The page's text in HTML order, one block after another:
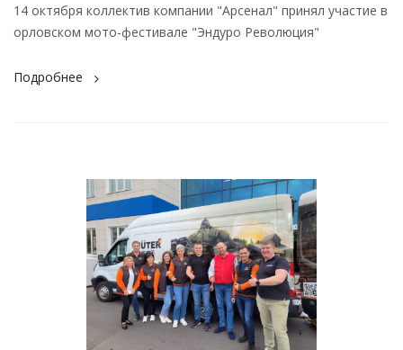
14 октября коллектив компании "Арсенал" принял участие в
орловском мото-фестивале "Эндуро Революция"
Подробнее